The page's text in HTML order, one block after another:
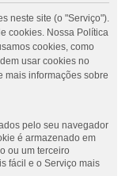
neste site (o "Serviço").
cookies. Nossa Política
cookies, como
usar cookies no
mais informações sobre
pelo seu navegador
é armazenado em
ou um terceiro
fácil e o Serviço mais